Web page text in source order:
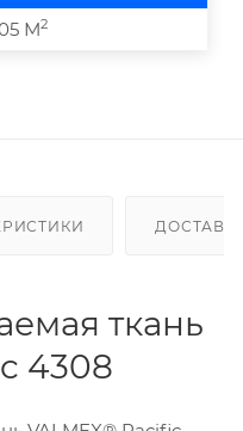
М2
ткань
4308